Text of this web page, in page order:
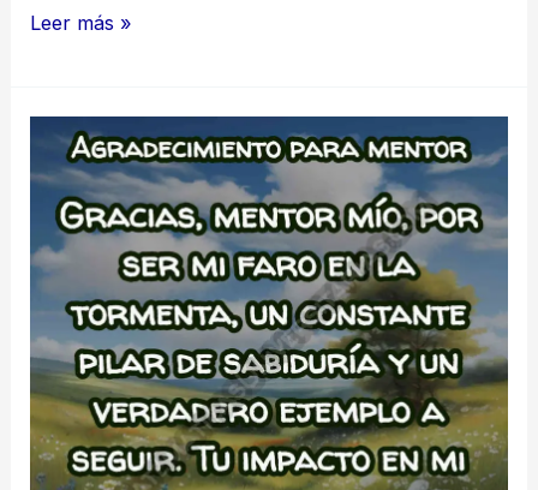
Agradecimiento
comunidad
Leer más »